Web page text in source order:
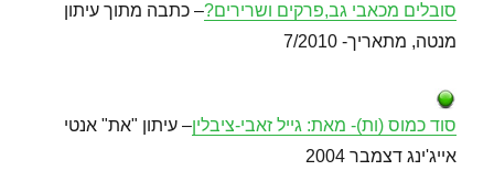
סובלים מכאבי גב,פרקים ושרירים?– כתבה מתוך עיתון
מנטה, מתאריך- 7/2010
סוד כמוס (ות)- מאת: גייל זאבי-ציבלין– עיתון "את" אנטי
אייג'ינג דצמבר 2004